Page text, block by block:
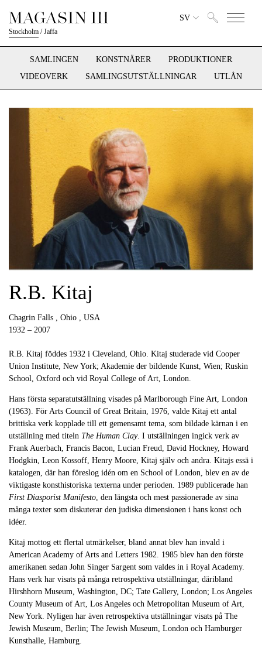
Stockholm /Jaffa
SV
SAMLINGEN KONSTNÄRER
PRODUKTIONER
VIDEOVERK
SAMLINGSUTSTÄLLNINGAR UTLÅN
R.B. Kitaj
Chagrin Falls , Ohio , USA
1932 – 2007
R.B. Kitaj föddes 1932 i Cleveland, Ohio. Kitaj studerade vid Cooper
Union Institute, New York; Akademie der bildende Kunst, Wien; Ruskin
School, Oxford och vid Royal College of Art, London.
Hans första separatutställning visades på Marlborough Fine Art, London
(1963). För Arts Council of Great Britain, 1976, valde Kitaj ett antal
brittiska verk kopplade till ett gemensamt tema, som bildade kärnan i en
utställning med titeln The Human Clay. I utställningen ingick verk av
Frank Auerbach, Francis Bacon, Lucian Freud, David Hockney, Howard
Hodgkin, Leon Kossoff, Henry Moore, Kitaj själv och andra. Kitajs essä i
katalogen, där han föreslog idén om en School of London, blev en av de
viktigaste konsthistoriska texterna under perioden. 1989 publicerade han
First Diasporist Manifesto, den längsta och mest passionerade av sina
många texter som diskuterar den judiska dimensionen i hans konst och
idéer.
Kitaj mottog ett flertal utmärkelser, bland annat blev han invald i
American Academy of Arts and Letters 1982. 1985 blev han den förste
amerikanen sedan John Singer Sargent som valdes in i Royal Academy.
Hans verk har visats på många retrospektiva utställningar, däribland
Hirshhorn Museum, Washington, DC; Tate Gallery, London; Los Angeles
County Museum of Art, Los Angeles och Metropolitan Museum of Art,
New York. Nyligen har även retrospektiva utställningar visats på The
Jewish Museum, Berlin; The Jewish Museum, London och Hamburger
Kunsthalle, Hamburg.